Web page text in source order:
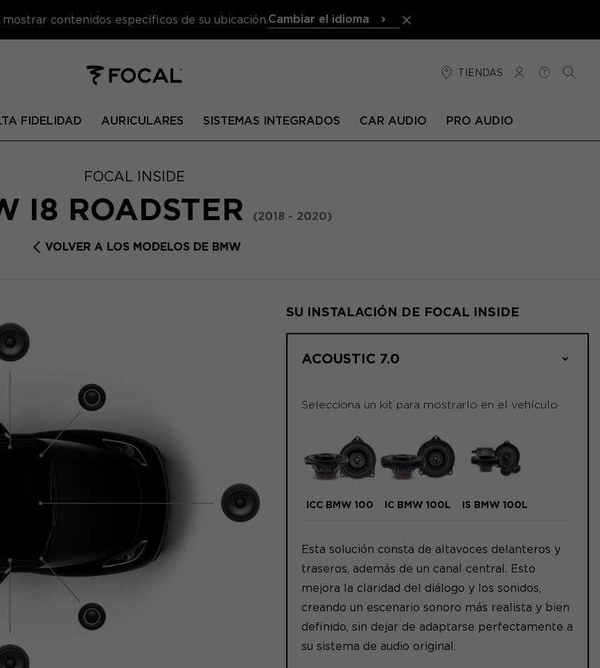
contenidos específicos de su ubicación. Cambiar el idioma
TIENDAS
CONEXIÓN
AYUDA
FIDELIDAD AURICULARES SISTEMAS INTEGRADOS CAR AUDIO PRO AUDIO
FOCAL INSIDE
I8 ROADSTER (2018 - 2020)
VOLVER A LOS MODELOS DE BMW
SU INSTALACIÓN DE FOCAL INSIDE
ACOUSTIC 7.0
Selecciona un kit para mostrarlo en el vehículo
ICC BMW 100 IC BMW 100L IS BMW 100L
Esta solución consta de altavoces delanteros y
traseros, además de un canal central. Esto
mejora la claridad del diálogo y los sonidos,
creando un escenario sonoro más realista y bien
definido, sin dejar de adaptarse perfectamente a
su sistema de audio original.